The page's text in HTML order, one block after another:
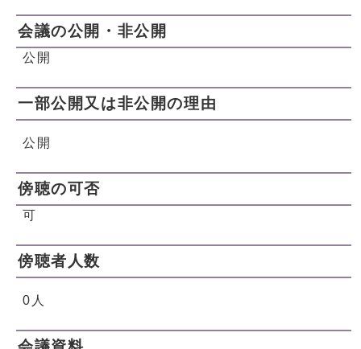
会議の公開・非公開
公開
一部公開又は非公開の理由
公開
傍聴の可否
可
傍聴者人数
0人